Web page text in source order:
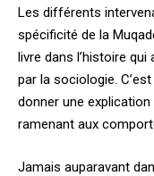
Les différents
spécificité de la
livre dans l’histoire qui
par la sociologie.
donner une
ramenant aux
Jamais auparavant